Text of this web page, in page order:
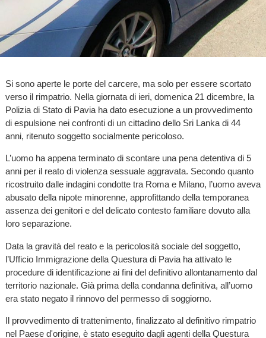
Si sono aperte le porte del carcere, ma solo per essere scortato
verso il rimpatrio. Nella giornata di ieri, domenica 21 dicembre, la
Polizia di Stato di Pavia ha dato esecuzione a un provvedimento
di espulsione nei confronti di un cittadino dello Sri Lanka di 44
anni, ritenuto soggetto socialmente pericoloso.
L’uomo ha appena terminato di scontare una pena detentiva di 5
anni per il reato di violenza sessuale aggravata. Secondo quanto
ricostruito dalle indagini condotte tra Roma e Milano, l’uomo aveva
abusato della nipote minorenne, approfittando della temporanea
assenza dei genitori e del delicato contesto familiare dovuto alla
loro separazione.
Data la gravità del reato e la pericolosità sociale del soggetto,
l’Ufficio Immigrazione della Questura di Pavia ha attivato le
procedure di identificazione ai fini del definitivo allontanamento dal
territorio nazionale. Già prima della condanna definitiva, all’uomo
era stato negato il rinnovo del permesso di soggiorno.
Il provvedimento di trattenimento, finalizzato al definitivo rimpatrio
nel Paese d'origine, è stato eseguito dagli agenti della Questura